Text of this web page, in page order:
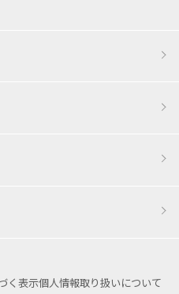
く表示個人情報取り扱いについて